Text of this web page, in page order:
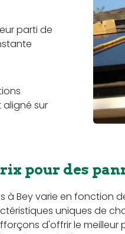
parti de
sur
pour des
à Bey varie en fonction
uniques de
d'offrir le